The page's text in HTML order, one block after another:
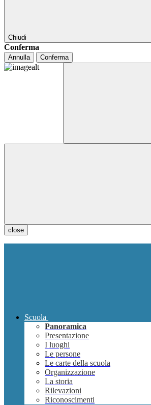
Chiudi
Conferma
Annulla Conferma
close
Scuola
Panoramica
Presentazione
I luoghi
Le persone
Le carte della scuola
Organizzazione
La storia
Rilevazioni
Riconoscimenti